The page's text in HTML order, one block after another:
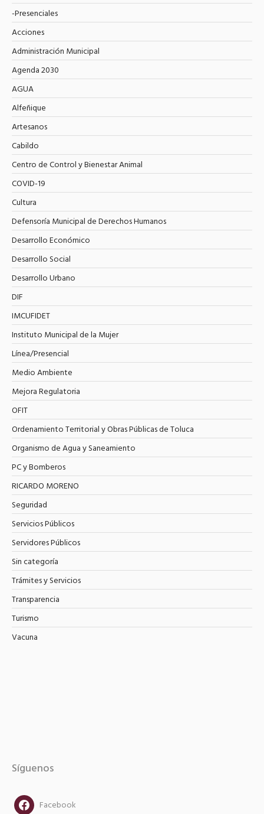
-Presenciales
Acciones
Administración Municipal
Agenda 2030
AGUA
Alfeñique
Artesanos
Cabildo
Centro de Control y Bienestar Animal
COVID-19
Cultura
Defensoría Municipal de Derechos Humanos
Desarrollo Económico
Desarrollo Social
Desarrollo Urbano
DIF
IMCUFIDET
Instituto Municipal de la Mujer
Línea/Presencial
Medio Ambiente
Mejora Regulatoria
OFIT
Ordenamiento Territorial y Obras Públicas de Toluca
Organismo de Agua y Saneamiento
PC y Bomberos
RICARDO MORENO
Seguridad
Servicios Públicos
Servidores Públicos
Sin categoría
Trámites y Servicios
Transparencia
Turismo
Vacuna
Síguenos
facebookFacebook